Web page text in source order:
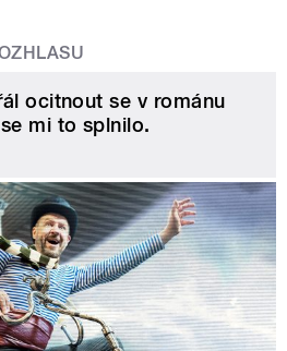
ocitnout se v románu
mi to splnilo.